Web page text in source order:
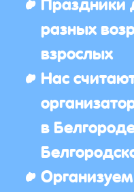
разных
взрослых
Нас
в